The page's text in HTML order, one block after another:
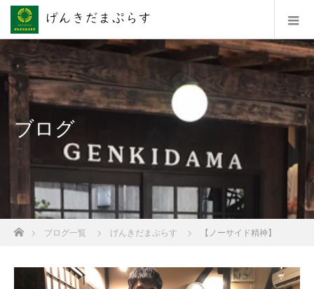
ブログ
ホームブログ一覧 げんきだまぷらす 【ノーサイド精神】